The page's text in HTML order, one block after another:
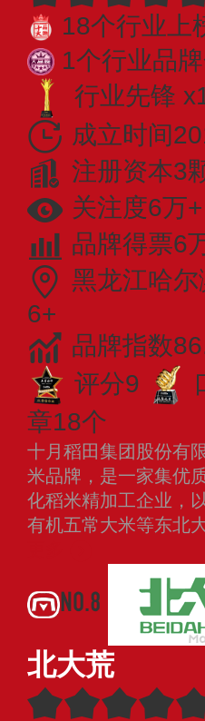
18个行业上
1个行业品
行业先锋
成立时间
注册资本3
关注度6万+
品牌得票6
黑龙江哈尔
6+
品牌指数
评分9
章18个
十月稻田集团股份有
米品牌，是一家集优
化稻米精加工企业，
有机五常大米等东北
NO.8
北大荒